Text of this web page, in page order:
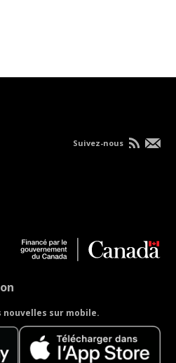
nouvelles sur mobile.
Suivez-nous